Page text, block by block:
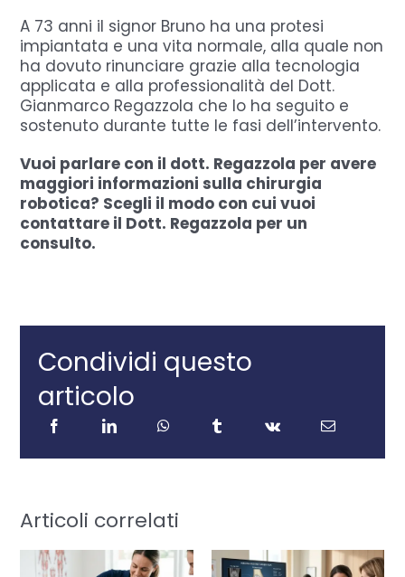
A 73 anni il signor Bruno ha una protesi
impiantata e una vita normale, alla quale non
ha dovuto rinunciare grazie alla tecnologia
applicata e alla professionalità del Dott.
Gianmarco Regazzola che lo ha seguito e
sostenuto durante tutte le fasi dell’intervento.
Vuoi parlare con il dott. Regazzola per avere
maggiori informazioni sulla chirurgia
robotica? Scegli il modo con cui vuoi
contattare il Dott. Regazzola per un
consulto.
Condividi questo
articolo